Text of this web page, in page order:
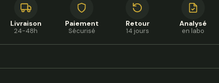
Livraison
24-48h
Paiement
Sécurisé
Retour
14 jours
Analysé
en labo